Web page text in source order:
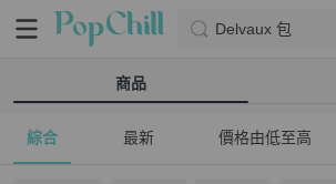
Delvaux 包
商品
綜合 最新 價格由低至高